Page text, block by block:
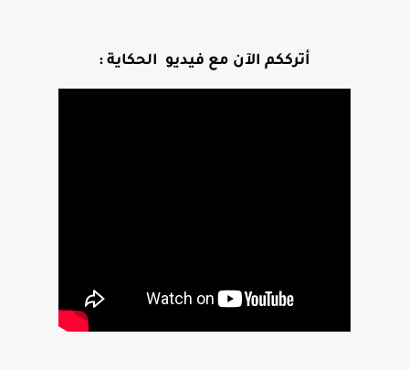
أترككم الآن مع فيديو الحكاية :